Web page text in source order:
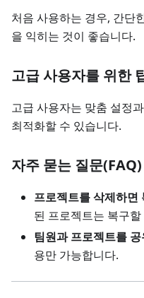
처음 사용하는 경우, 간단
을 익히는 것이 좋습니다.
고급 사용자를 위한
고급 사용자는 맞춤 설정
최적화할 수 있습니다.
자주 묻는 질문
프로젝트를 삭제하면
된 프로젝트는 복구
팀원과 프로젝트를
용만 가능합니다.